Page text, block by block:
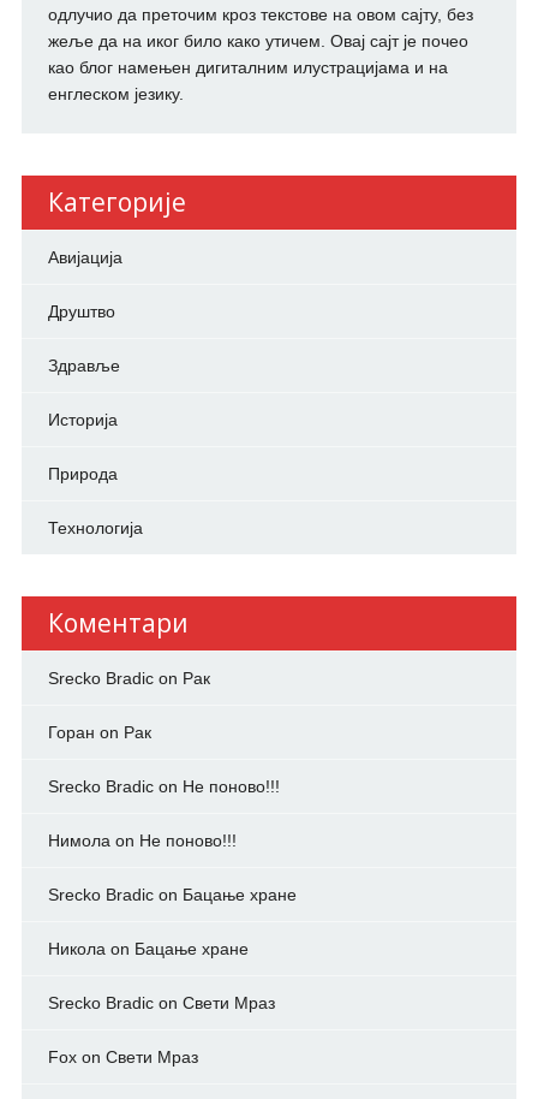
одлучио да преточим кроз текстове на овом сајту, без
жеље да на иког било како утичем. Овај сајт је почео
као блог намењен дигиталним илустрацијама и на
енглеском језику.
Категорије
Авијација
Друштво
Здравље
Историја
Природа
Технологија
Коментари
Srecko Bradicon Рак
Горан on Рак
Srecko Bradicon Не поново!!!
Нимола on Не поново!!!
Srecko Bradicon Бацање хране
Никола on Бацање хране
Srecko Bradicon Свети Мраз
Foxon Свети Мраз